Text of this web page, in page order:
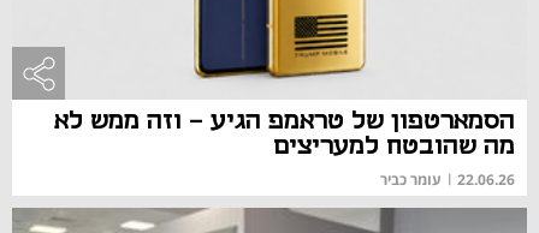
הסמארטפון של טראמפ הגיע - וזה ממש לא
מה שהובטח למעריצים
22.06.26
| עומר כביר